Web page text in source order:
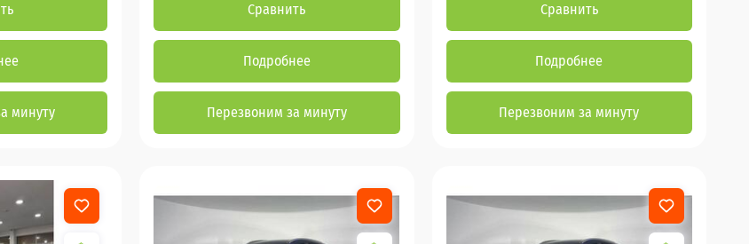
минуту
Сравнить
Подробнее
Перезвоним за минуту
Сравнить
Подробнее
Перезвоним за минуту